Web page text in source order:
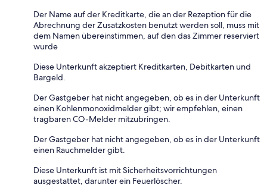
Der Name auf der Kreditkarte, die an der Rezeption für die
Abrechnung der Zusatzkosten benutzt werden soll, muss mit
dem Namen übereinstimmen, auf den das Zimmer reserviert
wurde
Diese Unterkunft akzeptiert Kreditkarten, Debitkarten und
Bargeld.
Der Gastgeber hat nicht angegeben, ob es in der Unterkunft
einen Kohlenmonoxidmelder gibt; wir empfehlen, einen
tragbaren CO-Melder mitzubringen.
Der Gastgeber hat nicht angegeben, ob es in der Unterkunft
einen Rauchmelder gibt.
Diese Unterkunft ist mit Sicherheitsvorrichtungen
ausgestattet, darunter ein Feuerlöscher.